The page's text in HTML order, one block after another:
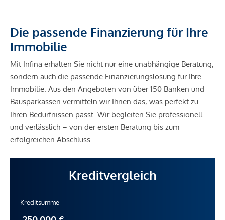
Die passende Finanzierung für Ihre
Immobilie
Mit Infina erhalten Sie nicht nur eine unabhängige Beratung,
sondern auch die passende Finanzierungslösung für Ihre
Immobilie. Aus den Angeboten von über 150 Banken und
Bausparkassen vermitteln wir Ihnen das, was perfekt zu
Ihren Bedürfnissen passt. Wir begleiten Sie professionell
und verlässlich – von der ersten Beratung bis zum
erfolgreichen Abschluss.
Kreditvergleich
Kreditsumme